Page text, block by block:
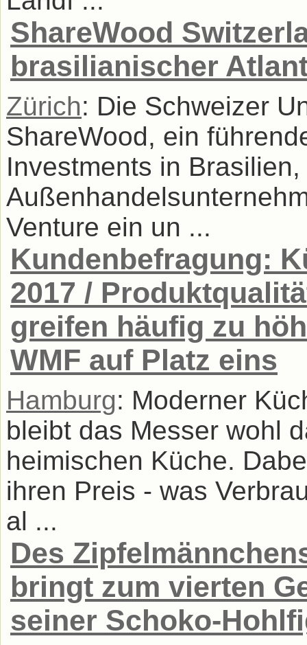
ShareWood
brasilianischer
Zürich: Die Schweizer
ShareWood, ein
Investments in
Venture ein un ...
Kundenbefragung:
2017 /
greifen häufig zu
WMF auf Platz eins
Hamburg: Moderner
bleibt das Messer wohl
heimischen Küche.
ihren Preis - was
al ...
Des
bringt zum vierten
seiner Schoko-